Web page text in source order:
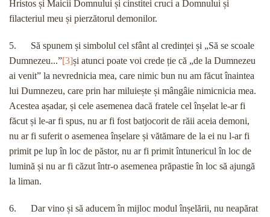
Hristos și Maicii Domnului și cinstitei cruci a Domnului și
filacteriul meu și pierzătorul demonilor.
5. Să spunem și simbolul cel sfânt al credinței și „Să se scoale
Dumnezeu...”[3]și atunci poate voi crede ție că „de la Dumnezeu
ai venit” la nevrednicia mea, care nimic bun nu am făcut înaintea
lui Dumnezeu, care prin har miluiește și mângâie nimicnicia mea.
Acestea așadar, și cele asemenea dacă fratele cel înșelat le-ar fi
făcut și le-ar fi spus, nu ar fi fost batjocorit de răii aceia demoni,
nu ar fi suferit o asemenea înșelare și vătămare de la ei nu l-ar fi
primit pe lup în loc de păstor, nu ar fi primit întunericul în loc de
lumină și nu ar fi căzut într-o asemenea prăpastie în loc să ajungă
la liman.
6. Dar vino și să aducem în mijloc modul înșelării, nu neapărat